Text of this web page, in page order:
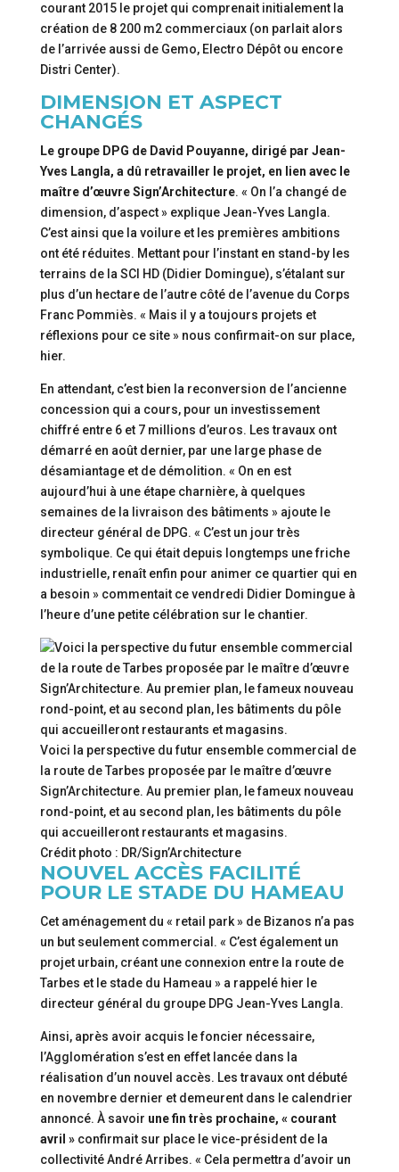
courant 2015 le projet qui comprenait initialement la
création de 8 200 m2 commerciaux (on parlait alors
de l’arrivée aussi de Gemo, Electro Dépôt ou encore
Distri Center).
DIMENSION ET ASPECT
CHANGÉS
Le groupe DPG de David Pouyanne, dirigé par Jean-
Yves Langla, a dû retravailler le projet, en lien avec le
maître d’œuvre Sign’Architecture. « On l’a changé de
dimension, d’aspect » explique Jean-Yves Langla.
C’est ainsi que la voilure et les premières ambitions
ont été réduites. Mettant pour l’instant en stand-by les
terrains de la SCI HD (Didier Domingue), s’étalant sur
plus d’un hectare de l’autre côté de l’avenue du Corps
Franc Pommiès. « Mais il y a toujours projets et
réflexions pour ce site » nous confirmait-on sur place,
hier.
En attendant, c’est bien la reconversion de l’ancienne
concession qui a cours, pour un investissement
chiffré entre 6 et 7 millions d’euros. Les travaux ont
démarré en août dernier, par une large phase de
désamiantage et de démolition. « On en est
aujourd’hui à une étape charnière, à quelques
semaines de la livraison des bâtiments » ajoute le
directeur général de DPG. « C’est un jour très
symbolique. Ce qui était depuis longtemps une friche
industrielle, renaît enfin pour animer ce quartier qui en
a besoin » commentait ce vendredi Didier Domingue à
l’heure d’une petite célébration sur le chantier.
Voici la perspective du futur ensemble commercial de
la route de Tarbes proposée par le maître d’œuvre
Sign’Architecture. Au premier plan, le fameux nouveau
rond-point, et au second plan, les bâtiments du pôle
qui accueilleront restaurants et magasins.
Crédit photo : DR/Sign’Architecture
NOUVEL ACCÈS FACILITÉ
POUR LE STADE DU HAMEAU
Cet aménagement du « retail park » de Bizanos n’a pas
un but seulement commercial. « C’est également un
projet urbain, créant une connexion entre la route de
Tarbes et le stade du Hameau » a rappelé hier le
directeur général du groupe DPG Jean-Yves Langla.
Ainsi, après avoir acquis le foncier nécessaire,
l’Agglomération s’est en effet lancée dans la
réalisation d’un nouvel accès. Les travaux ont débuté
en novembre dernier et demeurent dans le calendrier
annoncé. À savoir une fin très prochaine, « courant
avril »confirmait sur place le vice-président de la
collectivité André Arribes. « Cela permettra d’avoir un